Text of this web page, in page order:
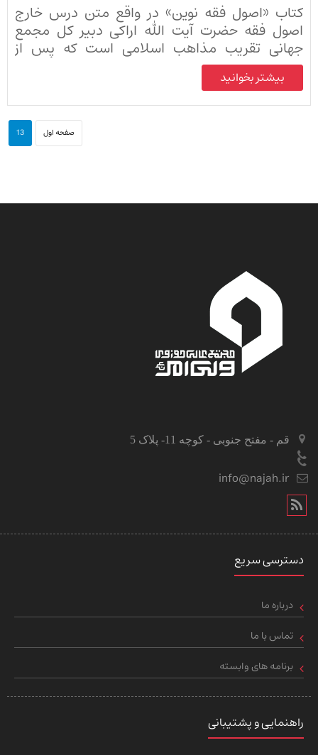
کتاب «اصول فقه نوین» در واقع متن درس خارج
اصول فقه حضرت آیت الله اراکی دبیر کل مجمع
جهانی تقریب مذاهب اسلامی است که پس از
تحقیق و تدریس و تنقیح مباحث آن، در قالب
پژوهشی مکتوب به بازار نشر عرضه گردیده است.
بیشتر بخوانید
صفحه اول 13
قم - مفتح جنوبی - کوچه 11- پلاک 5
info@najah.ir
دسترسی سریع
درباره ما
تماس با ما
برنامه های وابسته
راهنمایی و پشتیبانی